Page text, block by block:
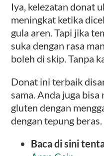
Iya, kelezatan donat
meningkat ketika
gula aren. Tapi jika
suka dengan rasa
boleh di skip. Tanpa
Donat ini terbaik
sama. Anda juga
gluten dengan
dengan tepung beras.
Baca di sini